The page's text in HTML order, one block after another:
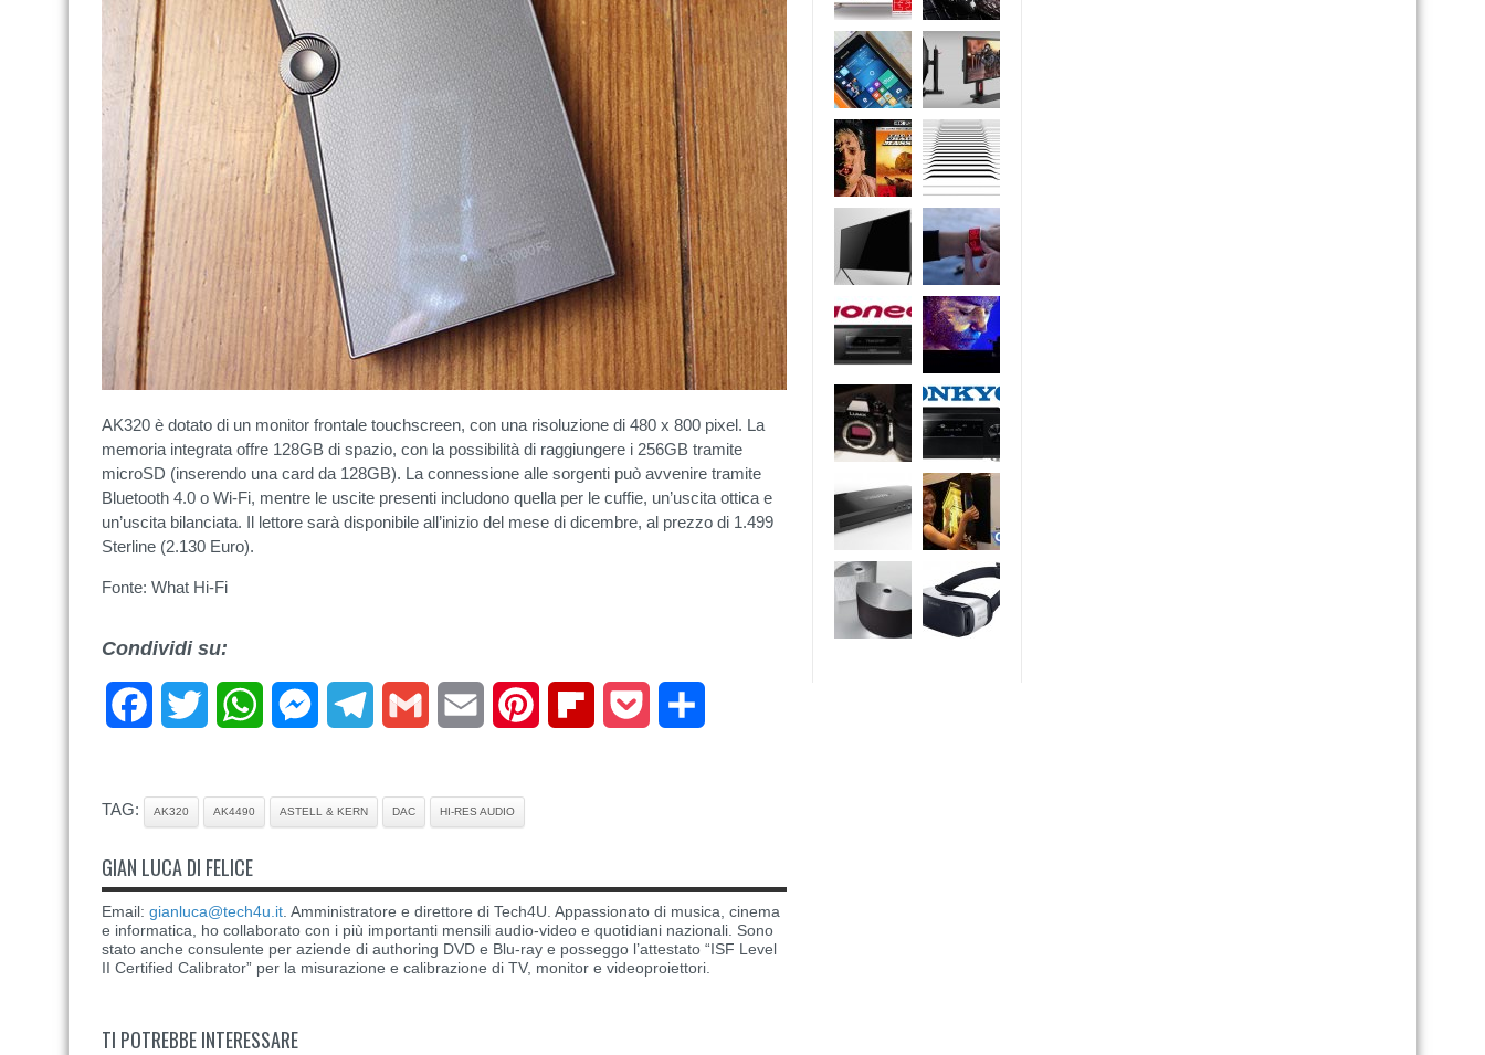
AK320 è dotato di un monitor frontale touchscreen, con una risoluzione di 480 x 800 pixel. La
memoria integrata offre 128GB di spazio, con la possibilità di raggiungere i 256GB tramite
microSD (inserendo una card da 128GB). La connessione alle sorgenti può avvenire tramite
Bluetooth 4.0 o Wi-Fi, mentre le uscite presenti includono quella per le cuffie, un’uscita ottica e
un’uscita bilanciata. Il lettore sarà disponibile all’inizio del mese di dicembre, al prezzo di 1.499
Sterline (2.130 Euro).
Fonte: What Hi-Fi
Condividi su:
FacebookTwitter WhatsAppMessengerTelegramGmail Email Pinterest FlipboardPocket
TAG: AK320 AK4490 ASTELL & KERN DAC HI-RES AUDIO
GIAN LUCA DI FELICE
Email: gianluca@tech4u.it . Amministratore e direttore di Tech4U. Appassionato di musica, cinema
e informatica, ho collaborato con i più importanti mensili audio-video e quotidiani nazionali. Sono
stato anche consulente per aziende di authoring DVD e Blu-ray e posseggo l’attestato “ISF Level
II Certified Calibrator” per la misurazione e calibrazione di TV, monitor e videoproiettori.
TI POTREBBE INTERESSARE